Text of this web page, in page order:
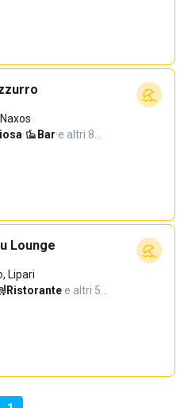
· Bar·e altri 8…
Lounge
Lipari
Ristorante·e altri 5…